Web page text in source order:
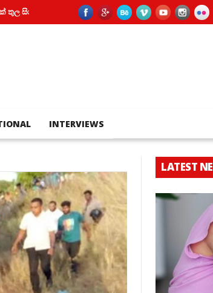
පියා සහ පුතා අතර බහින්බස්වීම මරණයකින් කෙළවර
INTERVIEWS
LATEST